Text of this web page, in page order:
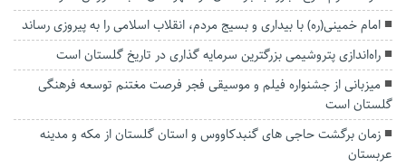
امام خمینی(ره) با بیداری و بسیج مردم، انقلاب اسلامی را به پیروزی رساند
راه‌اندازی پتروشیمی بزرگترین سرمایه گذاری در تاریخ گلستان است
میزبانی از جشنواره فیلم و موسیقی فجر فرصت مغتنم توسعه فرهنگی
گلستان است
زمان برگشت حاجی های گنبدکاووس و استان گلستان از مکه و مدینه
عربستان